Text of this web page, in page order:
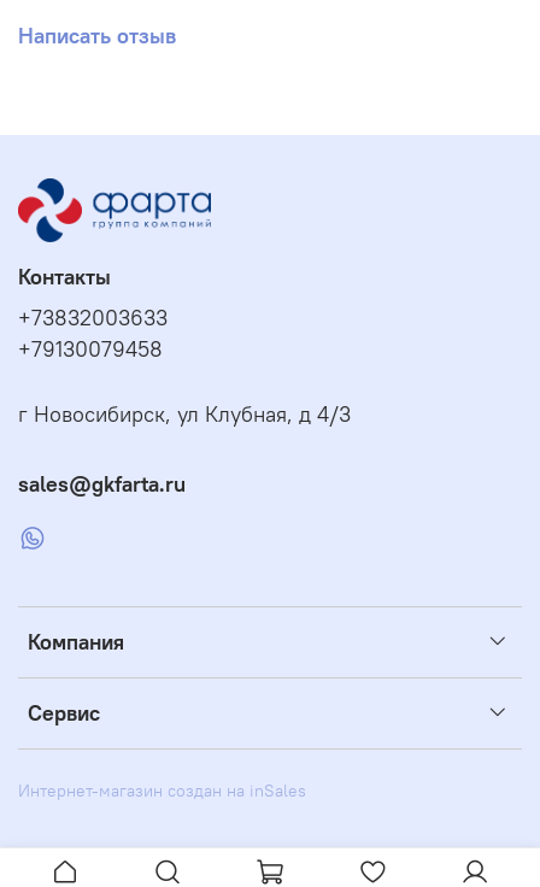
Написать отзыв
Компания
Сервис
Контакты
+73832003633
+79130079458
г Новосибирск, ул Клубная, д 4/3
sales@gkfarta.ru
Интернет-магазин создан на inSales